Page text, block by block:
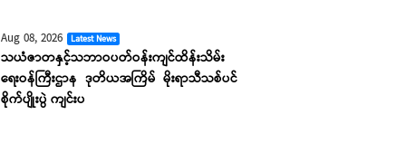
Aug 08, 2026 Latest News
သယံဇာတနှင့်သဘာဝပတ်ဝန်းကျင်ထိန်းသိမ်း
ရေးဝန်ကြီးဌာန ဒုတိယအကြိမ် မိုးရာသီသစ်ပင်
စိုက်ပျိုးပွဲ ကျင်းပ